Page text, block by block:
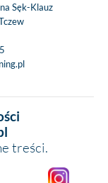
Sęk-Klauz
treści.